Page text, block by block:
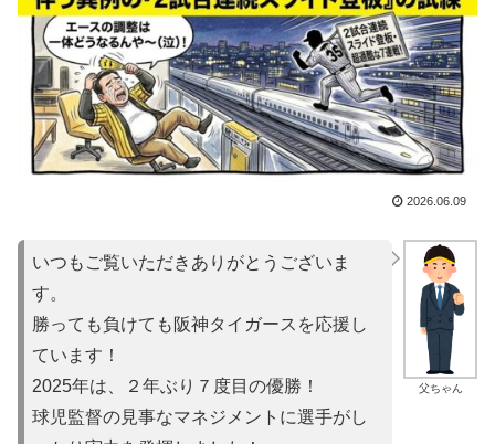
2026.06.09
父ちゃん
いつもご覧いただきありがとうございま
す。
勝っても負けても阪神タイガースを応援し
ています！
2025年は、２年ぶり７度目の優勝！
球児監督の見事なマネジメントに選手がし